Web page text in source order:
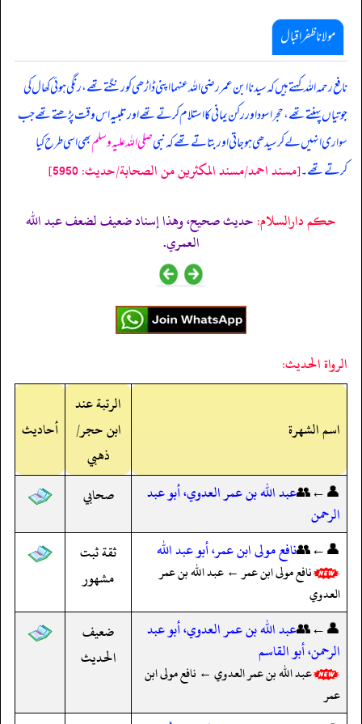
مولانا ظفر اقبال
نافع رحمہ اللہ کہتے ہیں کہ سیدنا ابن عمر رضی اللہ عنہما اپنی ڈاڑھی کو رنگتے تھے، رنگی ہوئی کھال کی
جوتیاں پہنتے تھے، حجر اسود اور رکن یمانی کا استلام کرتے تھے اور تلبیہ اس وقت پڑھتے تھے جب
سواری انہیں لے کر سیدھی ہو جاتی اور بتاتے تھے کہ نبیصلی اللہ علیہ وسلمبھی اسی طرح کیا
کرتے تھے۔[مسند احمد/مسند المكثرين من الصحابة/حدیث: 5950]
حکم دارالسلام:حديث صحيح، وهذا إسناد ضعيف لضعف عبد الله
العمري.
الرواة الحديث:
اسم الشهرة
الرتبة عند
ابن حجر/
ذهبي
أحاديث
👤←👥عبد الله بن عمر العدوي، أبو عبد
الرحمن
صحابي
👤←👥نافع مولى ابن عمر، أبو عبد الله
نافع مولى ابن عمر ← عبد الله بن عمر
العدوي
ثقة ثبت
مشهور
👤←👥عبد الله بن عمر العدوي، أبو عبد
الرحمن، أبو القاسم
عبد الله بن عمر العدوي ← نافع مولى ابن
عمر
ضعيف
الحديث